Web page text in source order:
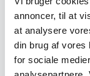
annoncer, til at
at analysere
din brug af vores
for sociale